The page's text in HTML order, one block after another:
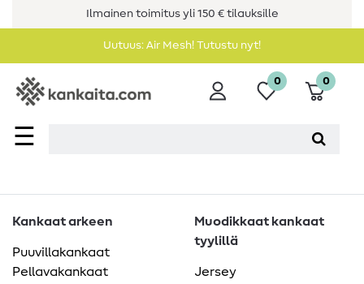
Ilmainen toimitus yli 150 € tilauksille
Uutuus: Air Mesh! Tutustu nyt!
☰
0 0
Kankaat arkeen
Puuvillakankaat
Pellavakankaat
Muodikkaat kankaat
tyylillä
Jersey